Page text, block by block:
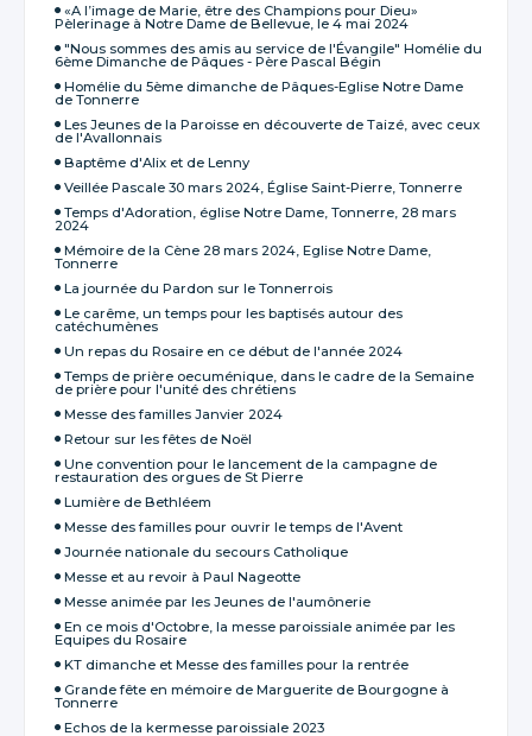
«A l’image de Marie, être des Champions pour Dieu»
Pèlerinage à Notre Dame de Bellevue, le 4 mai 2024
"Nous sommes des amis au service de l'Évangile" Homélie du
6ème Dimanche de Pâques - Père Pascal Bégin
Homélie du 5ème dimanche de Pâques-Eglise Notre Dame
de Tonnerre
Les Jeunes de la Paroisse en découverte de Taizé, avec ceux
de l'Avallonnais
Baptême d'Alix et de Lenny
Veillée Pascale 30 mars 2024, Église Saint-Pierre, Tonnerre
Temps d'Adoration, église Notre Dame, Tonnerre, 28 mars
2024
Mémoire de la Cène 28 mars 2024, Eglise Notre Dame,
Tonnerre
La journée du Pardon sur le Tonnerrois
Le carême, un temps pour les baptisés autour des
catéchumènes
Un repas du Rosaire en ce début de l'année 2024
Temps de prière oecuménique, dans le cadre de la Semaine
de prière pour l'unité des chrétiens
Messe des familles Janvier 2024
Retour sur les fêtes de Noël
Une convention pour le lancement de la campagne de
restauration des orgues de St Pierre
Lumière de Bethléem
Messe des familles pour ouvrir le temps de l'Avent
Journée nationale du secours Catholique
Messe et au revoir à Paul Nageotte
Messe animée par les Jeunes de l'aumônerie
En ce mois d'Octobre, la messe paroissiale animée par les
Equipes du Rosaire
KT dimanche et Messe des familles pour la rentrée
Grande fête en mémoire de Marguerite de Bourgogne à
Tonnerre
Echos de la kermesse paroissiale 2023